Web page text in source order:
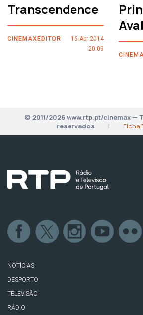
Transcendence
CINEMAXEDITOR
16 Abr 2014
20:09
© 2011/2026 www.rtp.pt/cinemax —
reservados
| Ficha
NOTÍCIAS
DESPORTO
TELEVISÃO
RÁDIO